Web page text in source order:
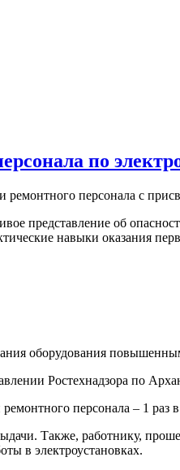
по
персонала с
представление об
навыки оказания
оборудования
Ростехнадзора по
персонала – 1 раз
Также, работнику,
в электроустановках.